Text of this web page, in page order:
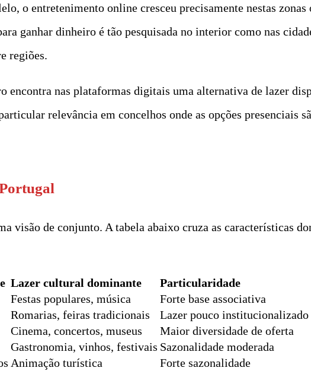
o entretenimento online cresceu precisamente nestas
ganhar dinheiro é tão pesquisada no interior como nas
regiões.
encontra nas plataformas digitais uma alternativa de lazer
relevância em concelhos onde as opções presenciais
visão de conjunto. A tabela abaixo cruza as características
Lazer cultural dominante
Particularidade
Festas populares, música
Forte base associativa
Romarias, feiras tradicionais
Lazer pouco institucionalizado
Cinema, concertos, museus
Maior diversidade de oferta
Gastronomia, vinhos, festivais Sazonalidade moderada
Animação turística
Forte sazonalidade